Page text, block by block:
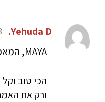
Yehuda D.
13
MAYA, המאמר יפה ונכון.
הכי טוב
ורק את